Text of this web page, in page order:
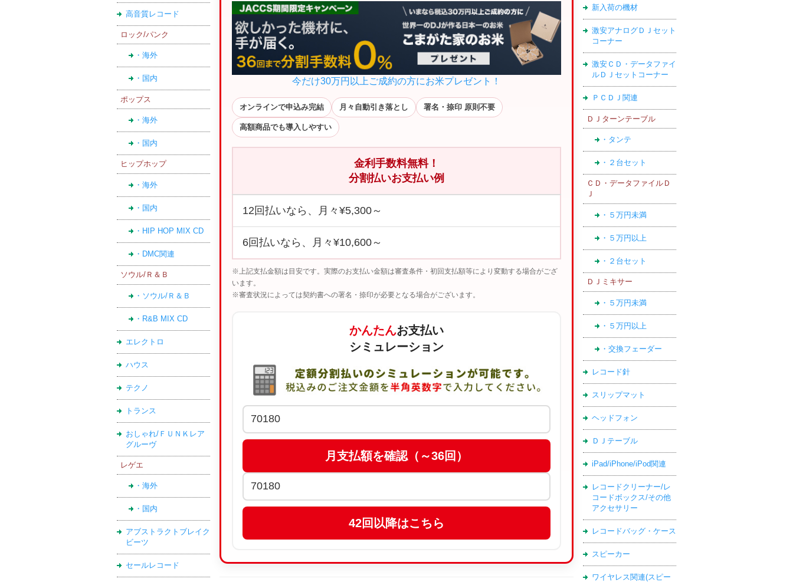
高音質レコード
ロック/パンク
・海外
・国内
ポップス
・海外
・国内
ヒップホップ
・海外
・国内
・HIP HOP MIX CD
・DMC関連
ソウル/Ｒ＆Ｂ
・ソウル/Ｒ＆Ｂ
・R&B MIX CD
エレクトロ
ハウス
テクノ
トランス
おしゃれ/ＦＵＮＫレア
グルーヴ
レゲエ
・海外
・国内
アブストラクトブレイク
ビーツ
セールレコード
新入荷の機材
激安アナログＤＪセット
コーナー
激安ＣＤ・データファイ
ルＤＪセットコーナー
ＰＣＤＪ関連
ＤＪターンテーブル
・タンテ
・２台セット
ＣＤ・データファイルＤ
Ｊ
・５万円未満
・５万円以上
・２台セット
ＤＪミキサー
・５万円未満
・５万円以上
・交換フェーダー
レコード針
スリップマット
ヘッドフォン
ＤＪテーブル
iPad/iPhone/iPod関連
レコードクリーナー/レ
コードボックス/その他
アクセサリー
レコードバッグ・ケース
スピーカー
ワイヤレス関連(スピー
今だけ30万円以上ご成約の方にお米プレゼント！
オンラインで申込み完結 月々自動引き落とし 署名・捺印 原則不要
高額商品でも導入しやすい
金利手数料無料！
分割払いお支払い例
12回払いなら、月々¥5,300～
6回払いなら、月々¥10,600～
※上記支払金額は目安です。実際のお支払い金額は審査条件・初回支払額等により変動する場合がござ
います。
※審査状況によっては契約書への署名・捺印が必要となる場合がございます。
かんたんお支払い
シミュレーション